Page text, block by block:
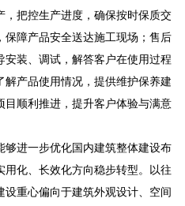
把控生产进度，确保按时保质交
障产品安全送达施工现场；售后
装、调试，解答客户在使用过程
产品使用情况，提供维护保养建
顺利推进，提升客户体验与满意
够进一步优化国内建筑整体建设布
用化、长效化方向稳步转型。以往
重心偏向于建筑外观设计、空间